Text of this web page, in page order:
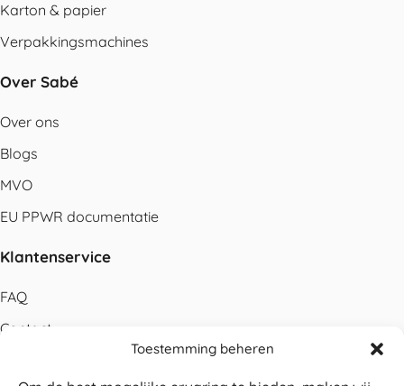
Toestemming beheren
Karton & papier
Verpakkingsmachines
Over Sabé
Over ons
Blogs
MVO
EU PPWR documentatie
Klantenservice
FAQ
Contact